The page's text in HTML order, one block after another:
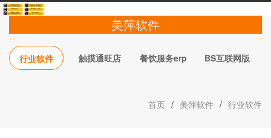
美萍软件
行业软件 触摸通旺店 餐饮服务erp BS互联网版
首页 / 美萍软件 / 行业软件